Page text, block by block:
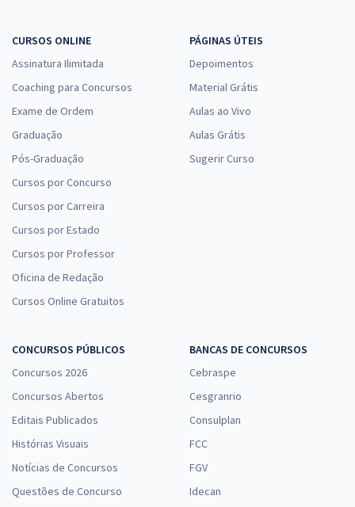
CURSOS ONLINE
Assinatura Ilimitada
Coaching para Concursos
Exame de Ordem
Graduação
Pós-Graduação
Cursos por Concurso
Cursos por Carreira
Cursos por Estado
Cursos por Professor
Oficina de Redação
Cursos Online Gratuitos
PÁGINAS ÚTEIS
Depoimentos
Material Grátis
Aulas ao Vivo
Aulas Grátis
Sugerir Curso
CONCURSOS PÚBLICOS
Concursos 2026
Concursos Abertos
Editais Publicados
Histórias Visuais
Notícias de Concursos
Questões de Concurso
BANCAS DE CONCURSOS
Cebraspe
Cesgranrio
Consulplan
FCC
FGV
Idecan